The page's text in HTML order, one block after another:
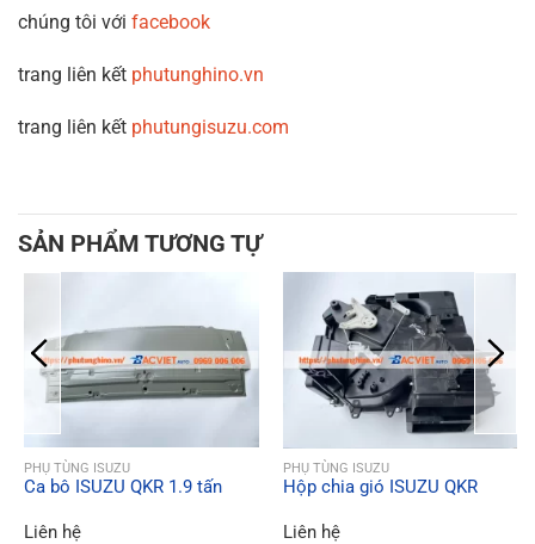
chúng tôi với facebook
trang liên kết phutunghino.vn
trang liên kết phutungisuzu.com
SẢN PHẨM TƯƠNG TỰ
QUICK VIEW
PHỤ TÙNG ISUZU
Ca bô ISUZU QKR 1.9 tấn
Liên hệ
QUICK VIEW
PHỤ TÙNG ISUZU
Hộp chia gió ISUZU QKR
Liên hệ